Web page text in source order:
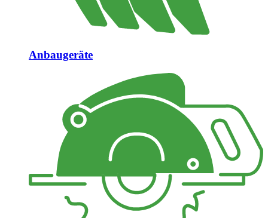
Anbaugeräte